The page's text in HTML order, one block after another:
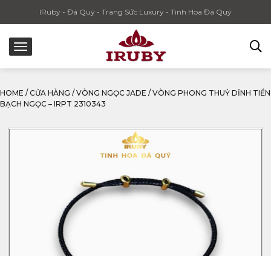
IRuby - Đá Quý - Trang Sức Luxury - Tinh Hoa Đá Quý
HOME / CỬA HÀNG / VÒNG NGỌC JADE / VÒNG PHONG THUỶ DĨNH TIỀN
BẠCH NGỌC – IRPT 2310343